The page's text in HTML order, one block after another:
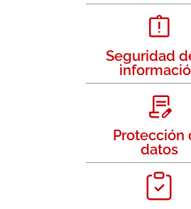
Seguridad
Protección
datos